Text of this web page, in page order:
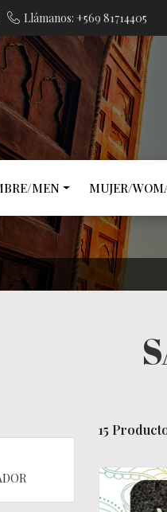
Llámanos: +569 81714405
MEN MUJER/
15